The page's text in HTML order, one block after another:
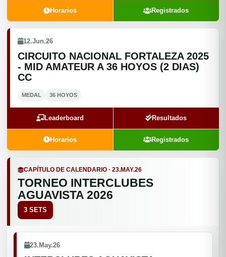
Horarios Registrados
12.Jun.26
CIRCUITO NACIONAL FORTALEZA 2025
- MID AMATEUR A 36 HOYOS (2 DIAS)
CC
MEDAL 36 HOYOS
Leaderboard Resultados
Horarios Registrados
CAPÍTULO DE CALENDARIO · 23.MAY.26
TORNEO INTERCLUBES
AGUAVISTA 2026
3 SETS
23.May.26